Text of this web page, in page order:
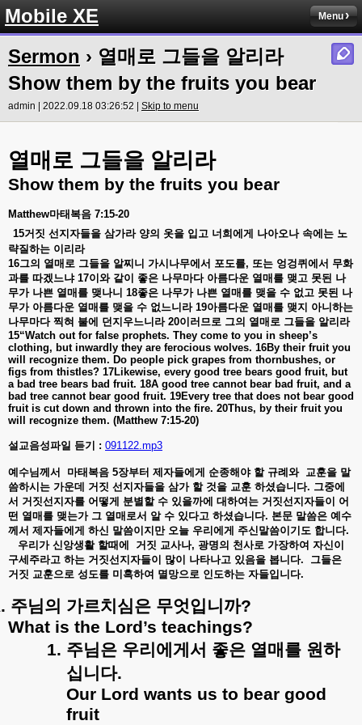
Mobile XE Menu
Sermon › 열매로 그들을 알리라
Show them by the fruits you bear
admin | 2022.09.18 03:26:52 | Skip to menu
열매로 그들을 알리라
Show them by the fruits you bear
Matthew마태복음 7:15-20
15거짓 선지자들을 삼가라 양의 옷을 입고 너희에게 나아오나 속에는 노
략질하는 이리라
16그의 열매로 그들을 알찌니 가시나무에서 포도를, 또는 엉겅퀴에서 무화
과를 따겠느냐17이와 같이 좋은 나무마다 아름다운 열매를 맺고 못된 나
무가 나쁜 열매를 맺나니 18좋은 나무가 나쁜 열매를 맺을 수 없고 못된 나
무가 아름다운 열매를 맺을 수 없느니라19아름다운 열매를 맺지 아니하는
나무마다 찍혀 불에 던지우느니라20이러므로 그의 열매로 그들을 알리라
15“Watch out for false prophets. They come to you in sheep’s
clothing, but inwardly they are ferocious wolves. 16By their fruit you
will recognize them. Do people pick grapes from thornbushes, or
figs from thistles? 17Likewise, every good tree bears good fruit, but
a bad tree bears bad fruit. 18A good tree cannot bear bad fruit, and a
bad tree cannot bear good fruit. 19Every tree that does not bear good
fruit is cut down and thrown into the fire. 20Thus, by their fruit you
will recognize them. (Matthew 7:15-20)
설교음성파일 듣기 : 091122.mp3
예수님께서 마태복음 5장부터 제자들에게 순종해야 할 규례와 교훈을 말
씀하시는 가운데 거짓 선지자들을 삼가 할 것을 교훈 하셨습니다. 그중에
서 거짓선지자를 어떻게 분별할 수 있을까에 대하여는 거짓선지자들이
어
떤 열매를 맺는가 그 열매로서 알 수 있다고 하셨습니다. 본문 말씀은 예수
께서 제자들에게 하신 말씀이지만 오늘 우리에게 주신말씀이기도 합니다.
우리가 신앙생활 할때에 거짓 교사나, 광명의 천사로 가장하여 자신이
구세주라고 하는 거짓선지자들이 많이 나타나고 있음을 봅니다.
그들은
거짓 교훈으로 성도를 미혹하여 멸망으로 인도하는 자들입니다.
주님의 가르치심은 무엇입니까?
What is the Lord’s teachings?
1. 주님은 우리에게서 좋은 열매를 원하
십니다.
Our Lord wants us to bear good
fruit